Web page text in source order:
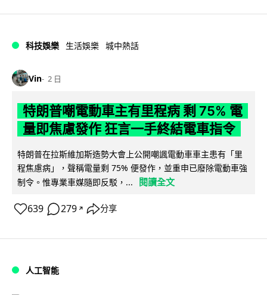
科技娛樂 生活娛樂 城中熱話
Vin 2 日
特朗普嘲電動車主有里程病 剩 75% 電
量即焦慮發作 狂言一手終結電車指令
特朗普在拉斯維加斯造勢大會上公開嘲諷電動車車主患有「里
程焦慮病」，聲稱電量剩 75% 便發作，並重申已廢除電動車強
制令。惟專業車媒隨即反駁，...
閱讀全文
639 279 ↗ 分享
人工智能